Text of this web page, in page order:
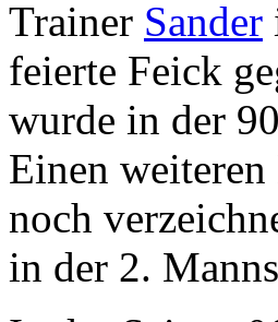
Trainer Sander
feierte Feick
wurde in der
Einen
noch
in der 2.